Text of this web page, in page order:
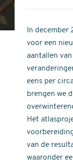
In
voor een
aantallen
eens per
brengen we
Het
van de
waaronder